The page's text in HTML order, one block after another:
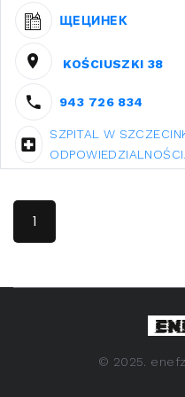
ЩЕЦИНЕК
KOŚCIUSZKI 38
943 726 834
SZPITAL W
1
© 2025.